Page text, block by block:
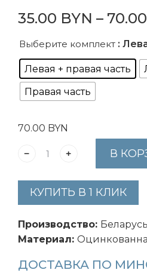
35.00 BYN – 70.00
Выберите комплект :
Левая + правая часть
Правая часть
70.00 BYN
В
КУПИТЬ В 1 КЛИК
Производство: Беларусь
Материал:
ДОСТАВКА ПО